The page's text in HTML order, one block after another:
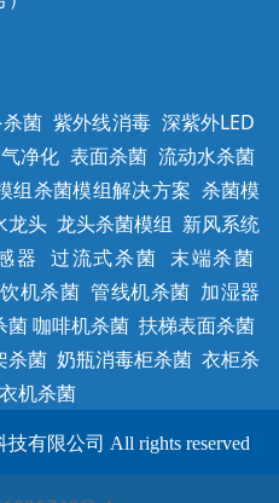
菌 紫外线消毒 深紫外LED
净化 表面杀菌 流动水杀菌
组杀菌模组解决方案 杀菌模
头 龙头杀菌模组 新风系统
器 过流式杀菌 末端杀菌
机杀菌 管线机杀菌 加湿器
咖啡机杀菌 扶梯表面杀菌
杀菌 奶瓶消毒柜杀菌衣柜杀
机杀菌
有限公司 All rights reserved